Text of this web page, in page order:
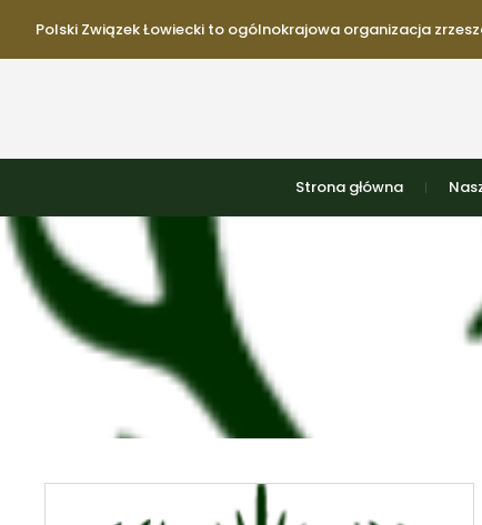
Polski Związek Łowiecki to ogólnokrajowa organizacja
Strona główna